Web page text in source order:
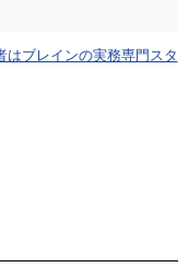
ブレインの実務専門スタ